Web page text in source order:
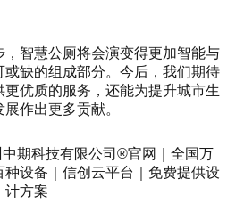
智慧公厕将会演变得更加智能与
或缺的组成部分。今后，我们期待
优质的服务，还能为提升城市生
作出更多贡献。